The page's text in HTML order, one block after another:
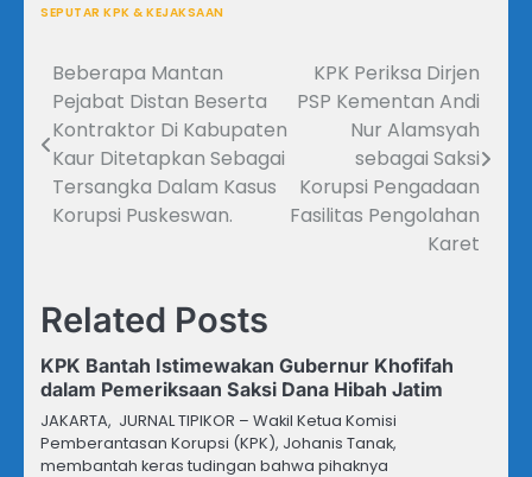
SEPUTAR KPK & KEJAKSAAN
Navigasi
pos
Beberapa Mantan
Pejabat Distan Beserta
Kontraktor Di Kabupaten
Kaur Ditetapkan Sebagai
Tersangka Dalam Kasus
Korupsi Puskeswan.
KPK Periksa Dirjen
PSP Kementan Andi
Nur Alamsyah
sebagai Saksi
Korupsi Pengadaan
Fasilitas Pengolahan
Karet
Related Posts
KPK Bantah Istimewakan Gubernur Khofifah
dalam Pemeriksaan Saksi Dana Hibah Jatim
JAKARTA, JURNAL TIPIKOR – Wakil Ketua Komisi
Pemberantasan Korupsi (KPK), Johanis Tanak,
membantah keras tudingan bahwa pihaknya